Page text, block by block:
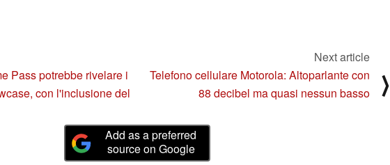
Pass potrebbe rivelare i
con l'inclusione del
Next article
Telefono cellulare Motorola: Altoparlante con
88 decibel ma quasi nessun basso
⟩
Add as a preferred
source on Google